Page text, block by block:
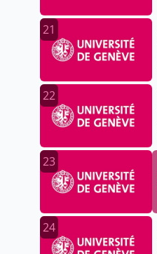
21
22
23
24